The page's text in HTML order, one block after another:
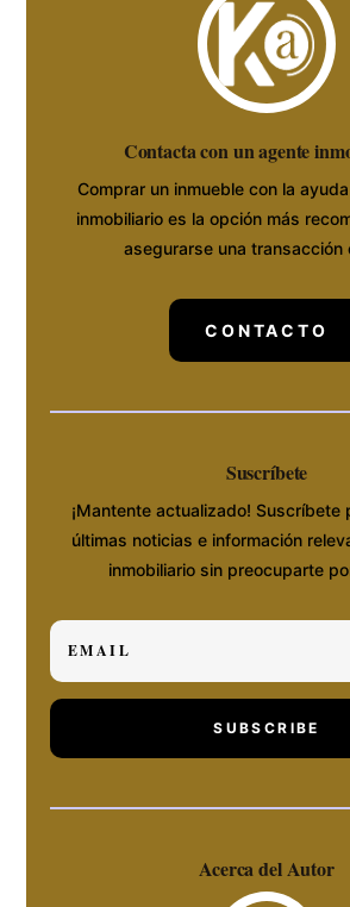
Contacta con un agente
Comprar un inmueble con la
inmobiliario es la opción más
asegurarse una transacción
CONTACTO
Suscríbete
¡Mantente actualizado! Suscríbete
últimas noticias e información
inmobiliario sin preocuparte
SUBSCRIBE
Acerca del Autor